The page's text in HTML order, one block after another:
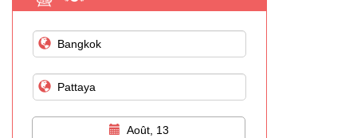
Août, 13